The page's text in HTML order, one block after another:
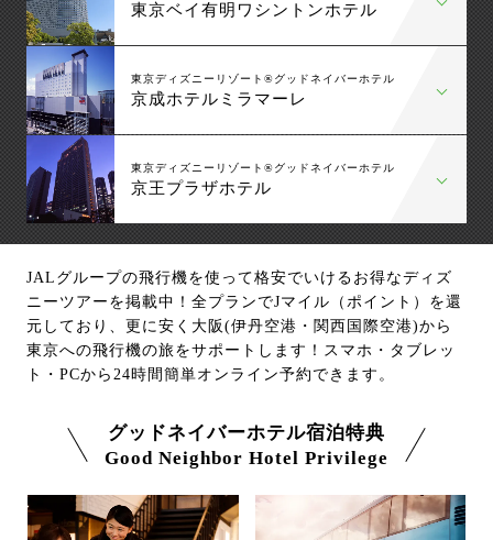
東京ベイ有明ワシントンホテル
東京ディズニーリゾート®グッドネイバーホテル
京成ホテルミラマーレ
東京ディズニーリゾート®グッドネイバーホテル
京王プラザホテル
JALグループの飛行機を使って格安でいけるお得なディズ
ニーツアーを掲載中！全プランでJマイル（ポイント）を還
元しており、更に安く大阪(伊丹空港・関西国際空港)から
東京への飛行機の旅をサポートします！スマホ・タブレッ
ト・PCから24時間簡単オンライン予約できます。
グッドネイバーホテル宿泊特典
Good Neighbor Hotel Privilege